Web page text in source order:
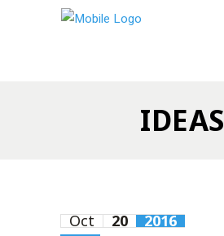
IDEAS
Oct 20 2016